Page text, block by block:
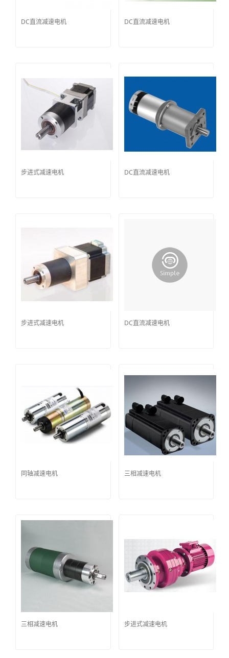
DC直流减速电机 DC直流减速电机
步进式减速电机 DC直流减速电机
步进式减速电机 DC直流减速电机
同轴减速电机 三相减速电机
三相减速电机 步进式减速电机